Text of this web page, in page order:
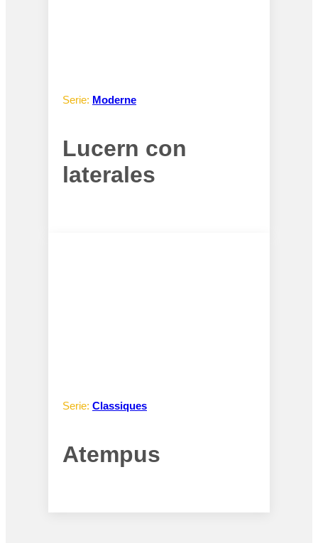
Serie: Moderne
Lucern con
laterales
Serie: Classiques
Atempus